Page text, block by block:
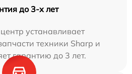
до 3-х лет
устанавливает
техники Sharp и
гарантию до 3 лет.